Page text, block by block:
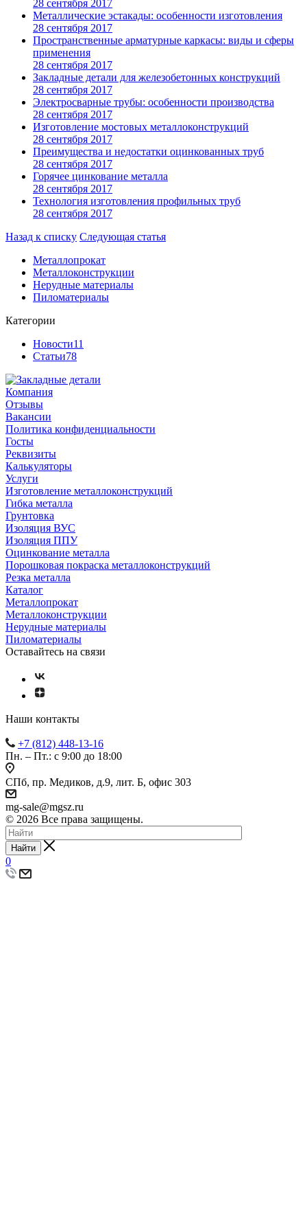
28 сентября 2017
Металлические эстакады: особенности изготовления
28 сентября 2017
Пространственные арматурные каркасы: виды и сферы
применения
28 сентября 2017
Закладные детали для железобетонных конструкций
28 сентября 2017
Электросварные трубы: особенности производства
28 сентября 2017
Изготовление мостовых металлоконструкций
28 сентября 2017
Преимущества и недостатки оцинкованных труб
28 сентября 2017
Горячее цинкование металла
28 сентября 2017
Технология изготовления профильных труб
28 сентября 2017
Назад к списку Следующая статья
Металлопрокат
Металлоконструкции
Нерудные материалы
Пиломатериалы
Категории
Новости11
Статьи78
Компания
Отзывы
Вакансии
Политика конфиденциальности
Госты
Реквизиты
Калькуляторы
Услуги
Изготовление металлоконструкций
Гибка металла
Грунтовка
Изоляция ВУС
Изоляция ППУ
Оцинкование металла
Порошковая покраска металлоконструкций
Резка металла
Каталог
Металлопрокат
Металлоконструкции
Нерудные материалы
Пиломатериалы
Оставайтесь на связи
Наши контакты
+7 (812) 448-13-16
Пн. – Пт.: с 9:00 до 18:00
СПб, пр. Медиков, д.9, лит. Б, офис 303
mg-sale@mgsz.ru
© 2026 Все права защищены.
Найти
0